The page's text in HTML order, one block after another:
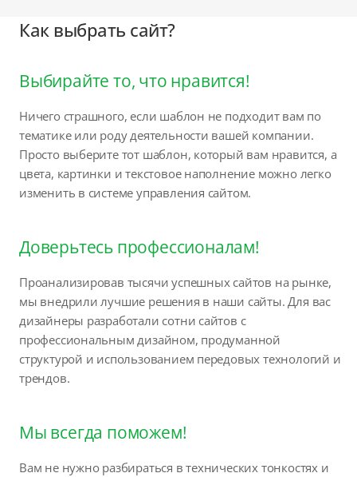
Как выбрать сайт?
Выбирайте то, что нравится!
Ничего страшного, если шаблон не подходит вам по
тематике или роду деятельности вашей компании.
Просто выберите тот шаблон, который вам нравится, а
цвета, картинки и текстовое наполнение можно легко
изменить в системе управления сайтом.
Доверьтесь профессионалам!
Проанализировав тысячи успешных сайтов на рынке,
мы внедрили лучшие решения в наши сайты. Для вас
дизайнеры разработали сотни сайтов с
профессиональным дизайном, продуманной
структурой и использованием передовых технологий и
трендов.
Мы всегда поможем!
Вам не нужно разбираться в технических тонкостях и